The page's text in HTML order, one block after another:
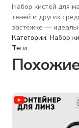
Набор кистей для
теней и других
застёжке —
Категории: Набор
Теги: